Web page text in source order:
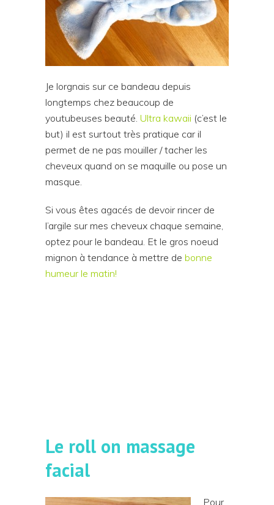
Je lorgnais sur ce bandeau depuis
longtemps chez beaucoup de
youtubeuses beauté. Ultra kawaii (c’est le
but) il est surtout très pratique car il
permet de ne pas mouiller / tacher les
cheveux quand on se maquille ou pose un
masque.
Si vous êtes agacés de devoir rincer de
l’argile sur mes cheveux chaque semaine,
optez pour le bandeau. Et le gros noeud
mignon à tendance à mettre de bonne
humeur le matin!
Le roll on massage
facial
Pour